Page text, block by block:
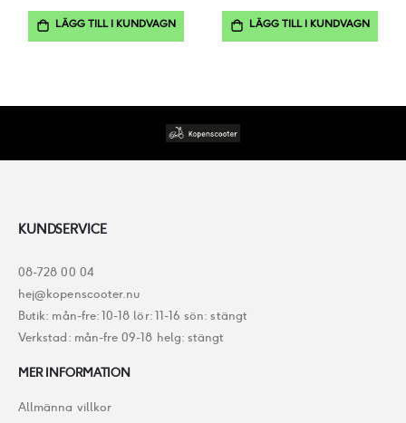
LÄGG TILL I KUNDVAGN LÄGG TILL I KUNDVAGN
KUNDSERVICE
08-728 00 04
hej@kopenscooter.nu
Butik: mån-fre: 10-18 lör: 11-16 sön: stängt
Verkstad: mån-fre 09-18 helg: stängt
MER INFORMATION
Allmänna villkor